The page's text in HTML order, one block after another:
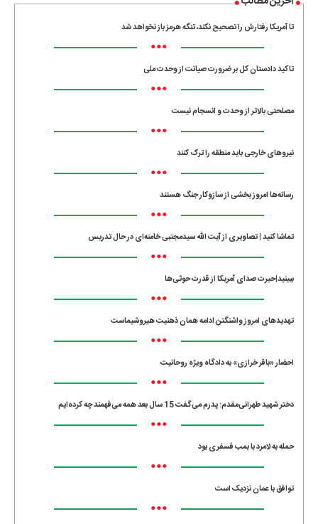
تا آمریکا رفتارش را تصحیح نکند، تنگه هرمز باز نخواهد شد
•••
تاکید دادستان کل بر ضرورت صیانت از وحدت ملی
•••
مصلحتی بالاتر از وحدت و انسجام نیست
•••
نیروهای خارجی باید منطقه را ترک کنند
•••
رسانه‌ها امروز بخشی از سازوکار جنگ هستند
•••
تماشا کنید | تصاویری از آیت الله سیدمجتبی خامنه‌ای در حال تدریس
•••
ببینید|حیرت صدای آمریکا از قدرت حوثی‌ها
•••
تهدیدهای امروز واشنگتن ادامه همان ذهنیت هیروشیماست
•••
احضار «باقر خرازی» به دادگاه ویژه روحانیت
•••
دختر شهید طهرانی‌مقدم: پدرم می‌گفت 15 سال بعد همه می‌فهمند چه کرده‌ایم
•••
حمله به لامرد با بمب فسفری بود
•••
توافق با عمان نزدیک است
•••